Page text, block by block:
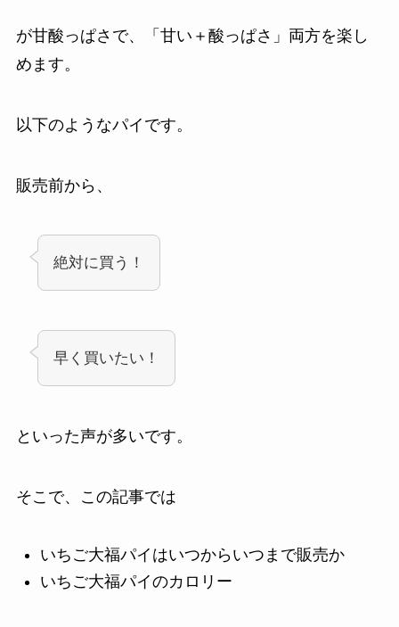
が甘酸っぱさで、「甘い＋酸っぱさ」両方を楽し
めます。
以下のようなパイです。
販売前から、
絶対に買う！
早く買いたい！
といった声が多いです。
そこで、この記事では
いちご大福パイはいつからいつまで販売か
いちご大福パイのカロリー